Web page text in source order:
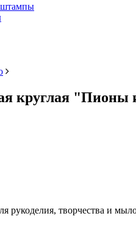
штампы
круглая "Пионы
рукоделия, творчества и